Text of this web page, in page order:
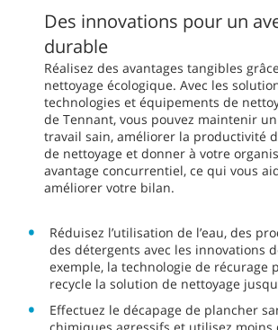
Des innovations pour un
durable
Réalisez des avantages tangibles
nettoyage écologique. Avec les
technologies et équipements de
de Tennant, vous pouvez maintenir
travail sain, améliorer la productivité
de nettoyage et donner à votre
avantage concurrentiel, ce qui vous
améliorer votre bilan.
Réduisez l’utilisation de l’eau, des
des détergents avec les innovations
exemple, la technologie de récurage
recycle la solution de nettoyage
Effectuez le décapage de plancher